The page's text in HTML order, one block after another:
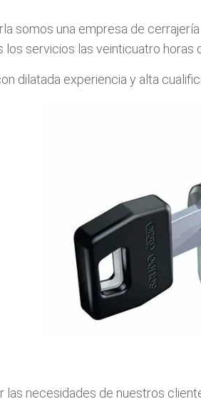
somos una empresa de
servicios las veinticuatro horas
dilatada experiencia y alta
necesidades de nuestros